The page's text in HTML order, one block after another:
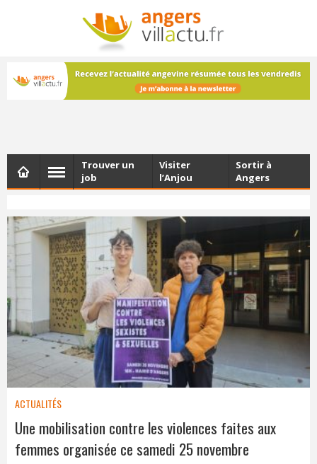
NEWSLETTER
Les dernières actualités d'Angers, chaque vendredi dans
votre boîte e-mail
Trouver un
job
Visiter
l’Anjou
Sortir à
Angers
ACTUALITÉS
Une mobilisation contre les violences faites aux
femmes organisée ce samedi 25 novembre